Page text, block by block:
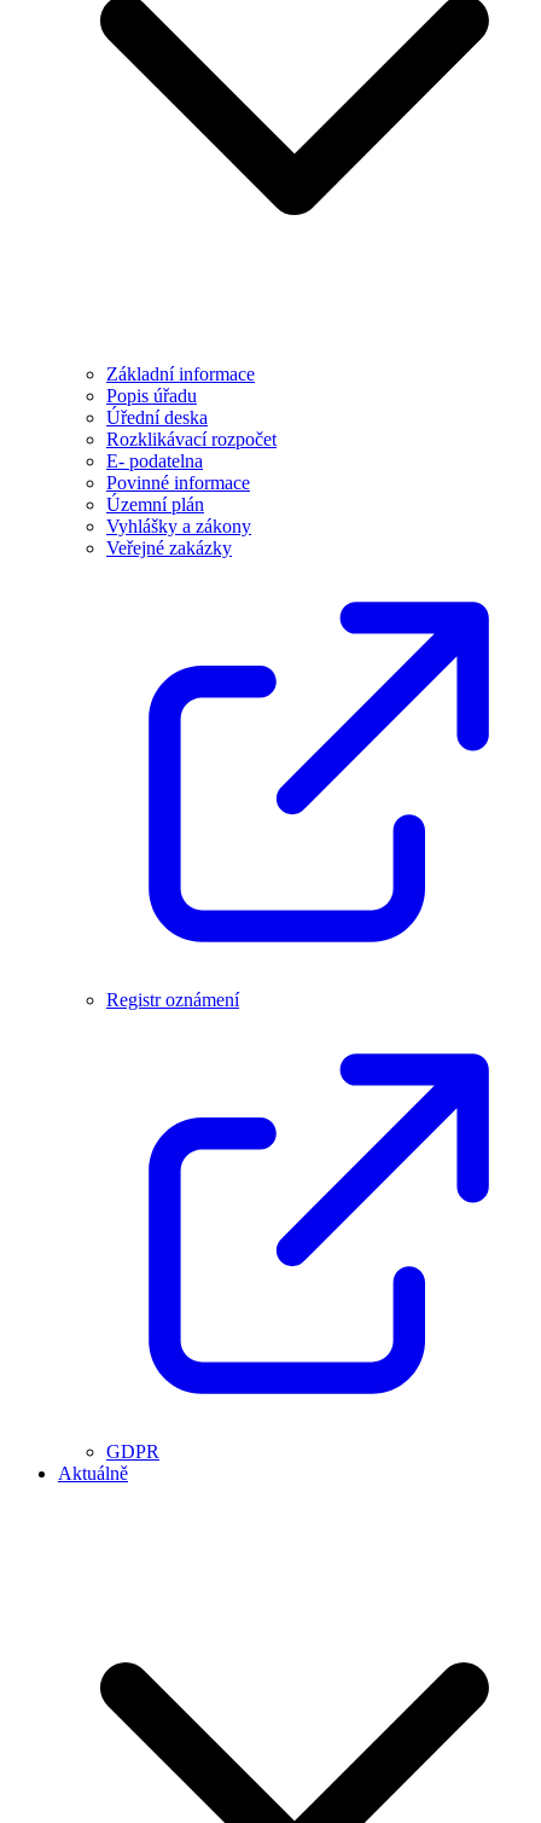
Základní informace
Popis úřadu
Úřední deska
Rozklikávací rozpočet
E- podatelna
Povinné informace
Územní plán
Vyhlášky a zákony
Veřejné zakázky
Registr oznámení
GDPR
Aktuálně